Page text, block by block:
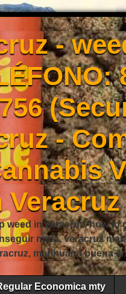
-
-
Veracruz
in veracruz, how to
mota, veracruz
marihuana buena
Economica mty